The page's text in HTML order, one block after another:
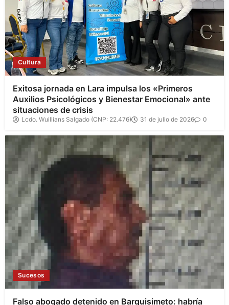
Cultura
Exitosa jornada en Lara impulsa los «Primeros
Auxilios Psicológicos y Bienestar Emocional» ante
situaciones de crisis
Lcdo. Wuillians Salgado (CNP: 22.476) 31 de julio de 2026 0
Sucesos
Falso abogado detenido en Barquisimeto: habría